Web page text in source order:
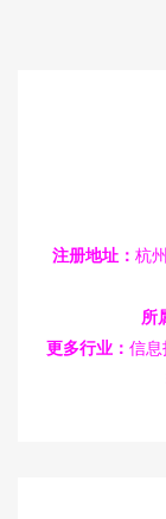
注册地址： 杭
所
更多行业： 信息